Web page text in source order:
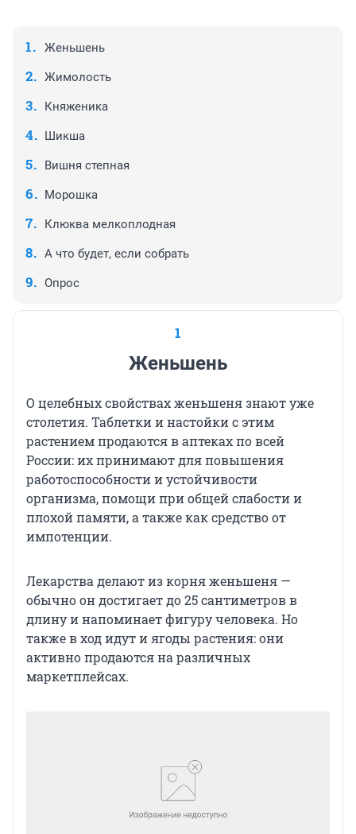
Женьшень
Жимолость
Княженика
Шикша
Вишня степная
Морошка
Клюква мелкоплодная
А что будет, если собрать
Опрос
1
Женьшень
О целебных свойствах женьшеня знают уже
столетия. Таблетки и настойки с этим
растением продаются в аптеках по всей
России: их принимают для повышения
работоспособности и устойчивости
организма, помощи при общей слабости и
плохой памяти, а также как средство от
импотенции.
Лекарства делают из корня женьшеня —
обычно он достигает до 25 сантиметров в
длину и напоминает фигуру человека. Но
также в ход идут и ягоды растения: они
активно продаются на различных
маркетплейсах.